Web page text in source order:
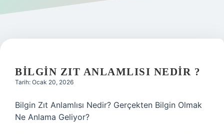
Gizlilik
Hakkımızda
BILGIN ZIT ANLAMLISI NEDIR ?
Tarih: Ocak 20, 2026
Bilgin Zıt Anlamlısı Nedir? Gerçekten Bilgin Olmak
Ne Anlama Geliyor?